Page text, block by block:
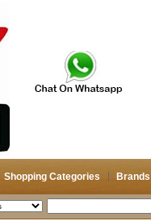
Shopping Categories Brands